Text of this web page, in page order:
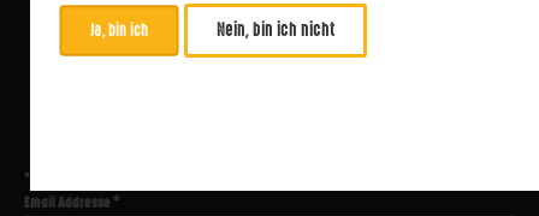
*
Email Addresse*
Ja, bin ich Nein, bin ich nicht